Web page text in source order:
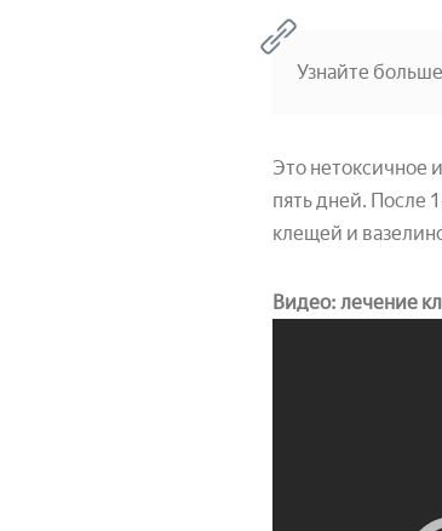
Узнайте
Это нетоксичное
пять дней. После
клещей и
Видео: лечение